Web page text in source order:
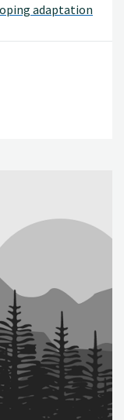
adaptation